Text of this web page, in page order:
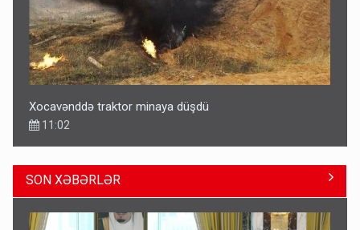
Xocavənddə traktor minaya düşdü
11:02
SON XƏBƏRLƏR